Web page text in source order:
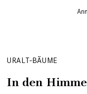
URALT-BÄUME
In den